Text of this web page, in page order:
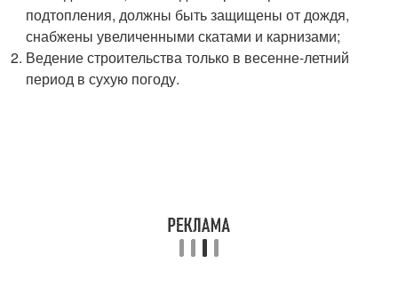
подтопления, должны быть защищены от дождя,
снабжены увеличенными скатами и карнизами;
Ведение строительства только в весенне-летний
период в сухую погоду.